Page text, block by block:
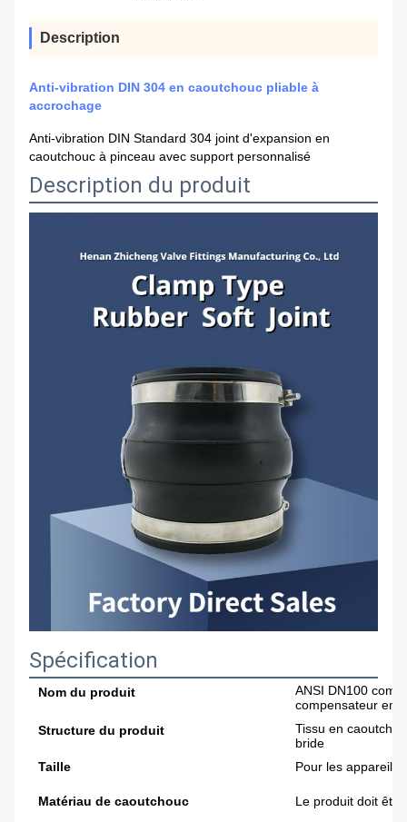
Description
Anti-vibration DIN 304 en caoutchouc pliable à
accrochage
Anti-vibration DIN Standard 304 joint d'expansion en
caoutchouc à pinceau avec support personnalisé
Description du produit
Spécification
Nom du produit
ANSI DN100
compensateur en
Structure du produit
Tissu en
bride
Taille
Pour les appareils
Matériau de caoutchouc Le produit doit